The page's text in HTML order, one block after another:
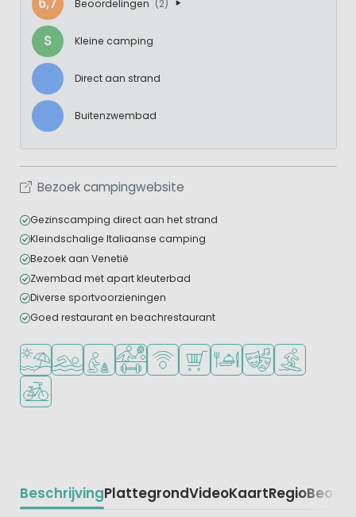
Beoordelingen (2)
S Kleine camping
Direct aan strand
Buitenzwembad
Bezoek campingwebsite
Gezinscamping direct aan het strand
Kleindschalige Italiaanse camping
Bezoek aan Venetië
Zwembad met apart kleuterbad
Diverse sportvoorzieningen
Goed restaurant en beachrestaurant
Ligt bij strand en zee
Openlucht zwembad
Aanbevolen voor jonge kinderen
Veel mogelijkheden om te sporten
WiFi beschikbaar
Campingwinkel/Supermarkt
Restaurant of pizzeria
Fietsverhuur
BeschrijvingPlattegrondVideoKaartRegio